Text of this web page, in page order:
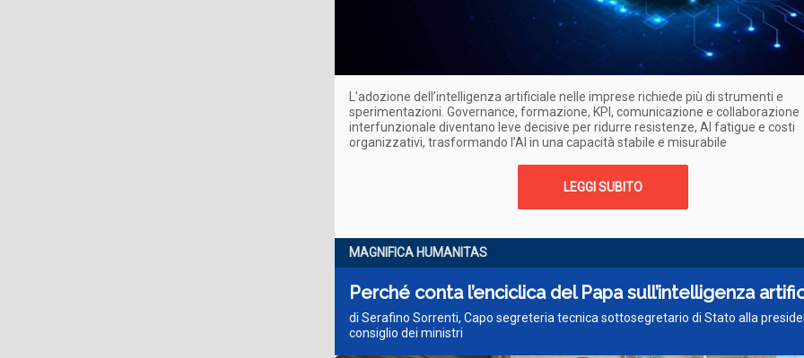
L’adozione dell’intelligenza artificiale nelle imprese richiede più di strumenti e
sperimentazioni. Governance, formazione, KPI, comunicazione e collaborazione
interfunzionale diventano leve decisive per ridurre resistenze, AI fatigue e costi
organizzativi, trasformando l’AI in una capacità stabile e misurabile
LEGGI SUBITO
MAGNIFICA HUMANITAS
Perché conta l’enciclica del Papa sull’intelligenza
di Serafino Sorrenti, Capo segreteria tecnica sottosegretario di Stato alla
consiglio dei ministri